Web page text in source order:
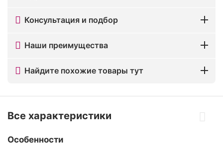
Консультация и подбор
Наши преимущества
Найдите похожие товары тут
Все характеристики
Особенности